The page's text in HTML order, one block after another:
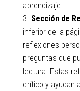
aprendizaje.
Sección de
inferior de la
reflexiones
preguntas que
lectura. Estas
crítico y ayudan